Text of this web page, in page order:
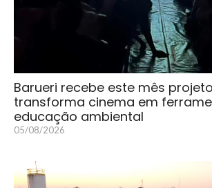
Barueri recebe este mês
transforma cinema em
educação ambiental
05/08/2026